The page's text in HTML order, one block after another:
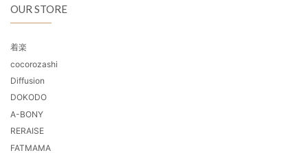
OUR STORE
着楽
cocorozashi
Diffusion
DOKODO
A-BONY
RERAISE
FATMAMA